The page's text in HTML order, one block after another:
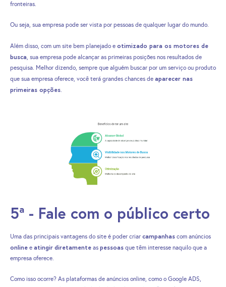
fronteiras.
Ou seja, sua empresa pode ser vista por pessoas de qualquer lugar do mundo.
Além disso, com um site bem planejado e otimizado para os motores de
busca, sua empresa pode alcançar as primeiras posições nos resultados de
pesquisa. Melhor dizendo, sempre que alguém buscar por um serviço ou produto
que sua empresa oferece, você terá grandes chances de aparecer nas
primeiras opções.
5ª - Fale com o público certo
Uma das principais vantagens do site é poder criar campanhas com anúncios
online e atingir diretamente as pessoas que têm interesse naquilo que a
empresa oferece.
Como isso ocorre? As plataformas de anúncios online, como o Google ADS,